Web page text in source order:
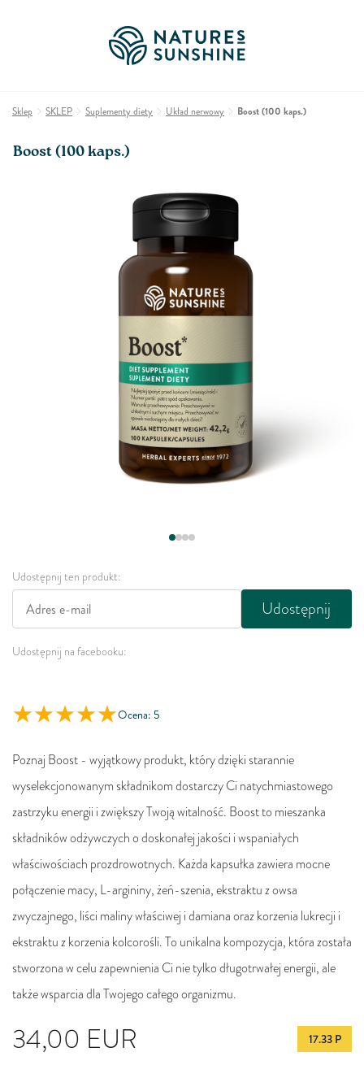
Sklep SKLEP Suplementy diety Układ nerwowy Boost (100 kaps.)
Boost (100 kaps.)
Udostępnij ten produkt:
Udostępnij
Udostępnij na facebooku:
Ocena: 5
34,00 EUR 17.33 P
Poznaj Boost - wyjątkowy produkt, który dzięki starannie
wyselekcjonowanym składnikom dostarczy Ci natychmiastowego
zastrzyku energii i zwiększy Twoją witalność. Boost to mieszanka
składników odżywczych o doskonałej jakości i wspaniałych
właściwościach prozdrowotnych. Każda kapsułka zawiera mocne
połączenie macy, L-argininy, żeń-szenia, ekstraktu z owsa
zwyczajnego, liści maliny właściwej i damiana oraz korzenia lukrecji i
ekstraktu z korzenia kolcorośli. To unikalna kompozycja, która została
stworzona w celu zapewnienia Ci nie tylko długotrwałej energii, ale
także wsparcia dla Twojego całego organizmu.